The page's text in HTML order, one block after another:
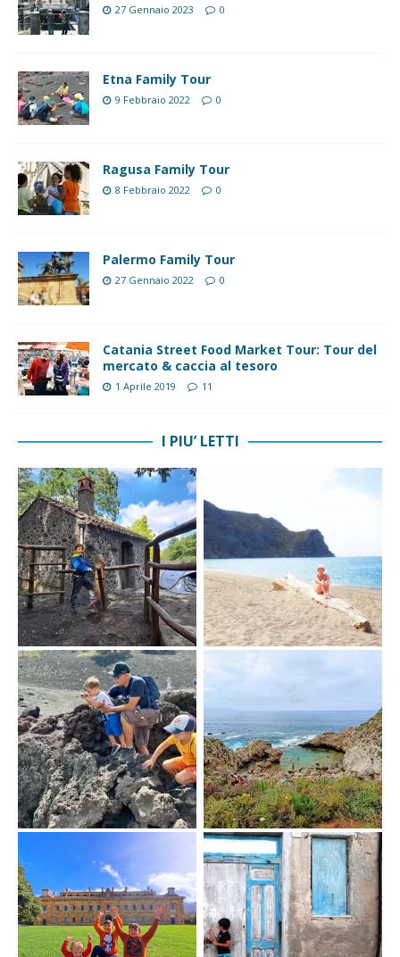
27 Gennaio 2023 0
Etna Family Tour
9 Febbraio 2022 0
Ragusa Family Tour
8 Febbraio 2022 0
Palermo Family Tour
27 Gennaio 2022 0
Catania Street Food Market Tour: Tour del
mercato & caccia al tesoro
1 Aprile 2019 11
I PIU’ LETTI